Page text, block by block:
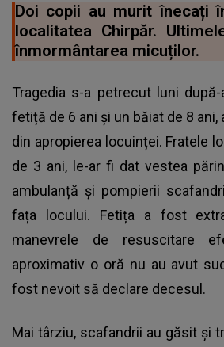
Doi copii au murit înecați
localitatea Chirpăr.
înmormântarea micuților.
Tragedia s-a petrecut luni
fetiță de 6 ani și un băiat de 8
din apropierea locuinței. Fratele
de 3 ani, le-ar fi dat vestea
ambulanță și pompierii
fața locului. Fetița a fost
manevrele de resuscitare
aproximativ o oră nu au avut
fost nevoit să declare decesul.
Mai târziu, scafandrii au găsit și